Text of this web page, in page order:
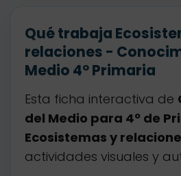
Qué trabaja
relaciones -
Medio 4º Primaria
Esta ficha interactiva de
del Medio para 4º de
Ecosistemas y
actividades visuales y